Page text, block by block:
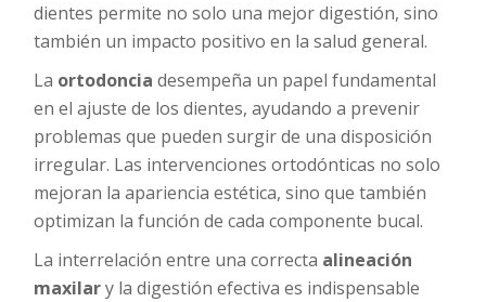
dientes permite no solo una mejor digestión, sino
también un impacto positivo en la salud general.
La ortodoncia desempeña un papel fundamental
en el ajuste de los dientes, ayudando a prevenir
problemas que pueden surgir de una disposición
irregular. Las intervenciones ortodónticas no solo
mejoran la apariencia estética, sino que también
optimizan la función de cada componente bucal.
La interrelación entre una correcta alineación
maxilary la digestión efectiva es indispensable